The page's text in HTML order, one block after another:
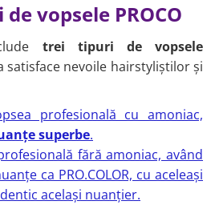
| feon
vopsele PROCO
trei tipuri de vopsele
satisface nevoile hairstyliștilor și
profesională cu amoniac,
superbe.
fără amoniac, având
ca PRO.COLOR, cu aceleași
același nuanțier.